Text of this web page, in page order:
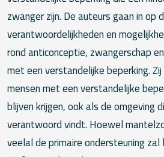
zwanger zijn. De auteurs gaan in op
verantwoordelijkheden en
rond anticonceptie, zwangerschap
met een verstandelijke beperking.
mensen met een verstandelijke
blijven krijgen, ook als de omgeving
verantwoord vindt. Hoewel
veelal de primaire ondersteuning